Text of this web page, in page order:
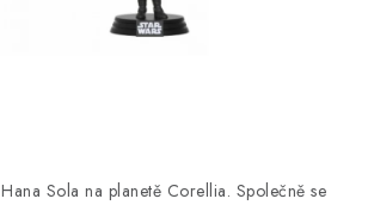
Sola na planetě Corellia. Společně se